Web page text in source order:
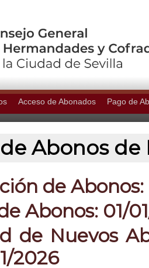
Acceso de Abonados Pago de
Abonos de
de
Abonos: 01/
de Nuevos
2026